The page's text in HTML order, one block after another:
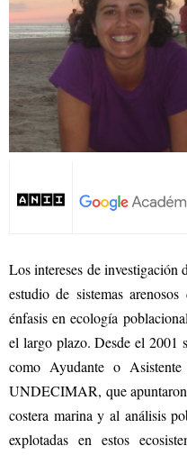
Los intereses de investigación
estudio de sistemas
énfasis en ecología
el largo plazo. Desde el 2001
como Ayudante o
UNDECIMAR, que
costera marina y al análisis
explotadas en estos